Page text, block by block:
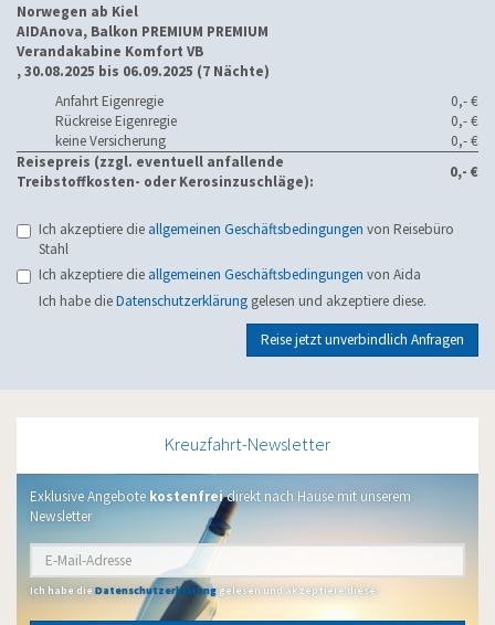
Norwegen ab Kiel
AIDAnova, Balkon PREMIUM PREMIUM
Verandakabine Komfort VB
, 30.08.2025 bis 06.09.2025 (7 Nächte)
Anfahrt Eigenregie
0,- €
Rückreise Eigenregie
0,- €
keine Versicherung
0,- €
Reisepreis (zzgl. eventuell anfallende
Treibstoffkosten- oder Kerosinzuschläge):
0,- €
Ich akzeptiere die allgemeinen Geschäftsbedingungen von Reisebüro
Stahl
Ich akzeptiere die allgemeinen Geschäftsbedingungen von Aida
Ich habe dieDatenschutzerklärung gelesen und akzeptiere diese.
Reise jetzt unverbindlich Anfragen
Kreuzfahrt-Newsletter
Exklusive Angebote kostenfreidirekt nach Hause mit unserem
Newsletter
Ich habe dieDatenschutzerklärunggelesen und akzeptiere diese.